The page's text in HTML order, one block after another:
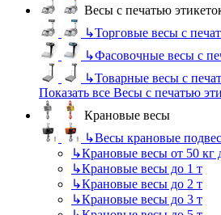
Весы с печатью
↳Торговые весы с
↳Фасовочные весы с
↳Товарные весы с
Показать все Весы с печатью
Крановые весы
↳Весы крановые
↳Крановые весы от 50 кг
↳Крановые весы до 1 т
↳Крановые весы до 2 т
↳Крановые весы до 3 т